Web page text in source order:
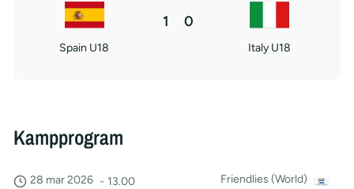
Spain U18
1 0
Italy U18
Kampprogram
Friendlies (World)
28 mar 2026 - 13.00